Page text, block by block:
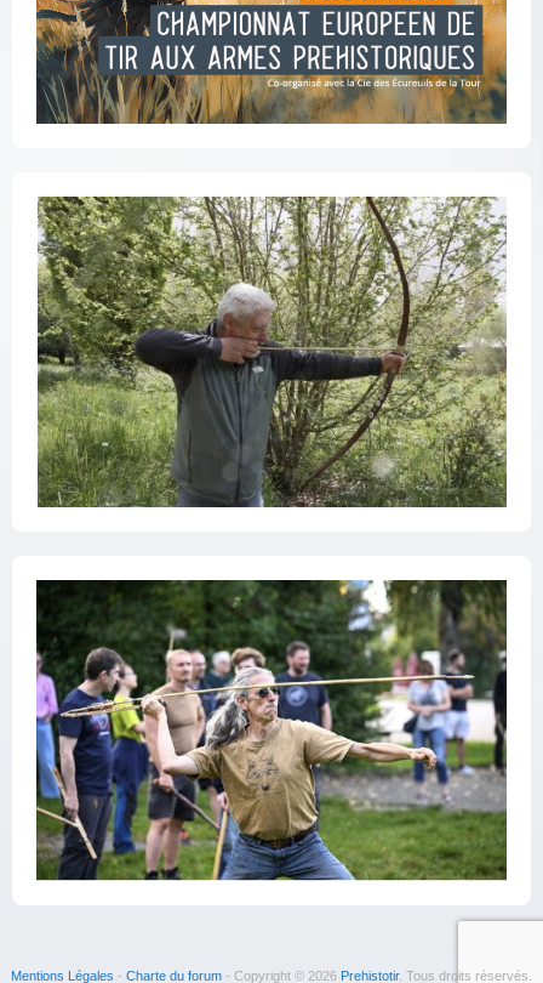
Mentions Légales - Charte du forum - Copyright © 2026 Prehistotir. Tous droits réservés.